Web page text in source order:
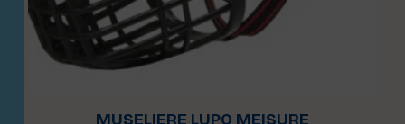
MUSELIERE LUPO MEISURE